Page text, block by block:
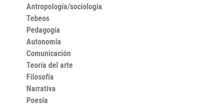
Antropología/sociología
Tebeos
Pedagogía
Autonomía
Comunicación
Teoría del arte
Filosofía
Narrativa
Poesía